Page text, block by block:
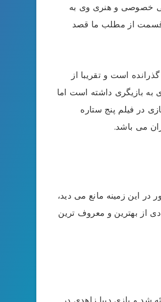
خصوصی و هنری وی به
قسمت از مطلب ما قصد
است و تقریبا از
به بازیگری داشته است اما
در فیلم پنج ستاره
این زمینه مانع می دید،
از بهترین و معروف ترین